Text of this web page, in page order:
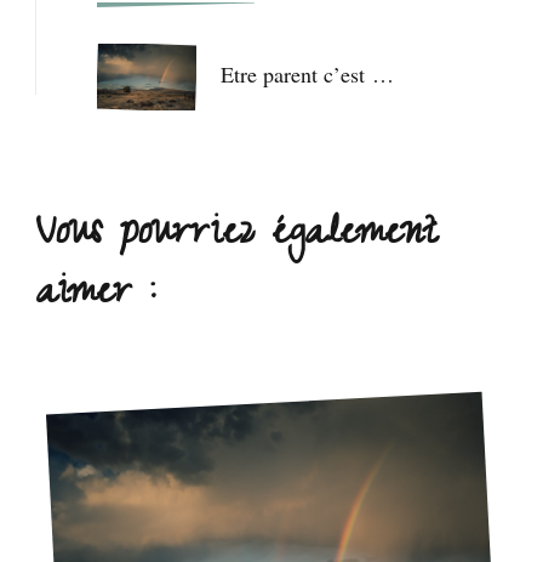
Etre parent c’est …
Vous pourriez également
aimer :